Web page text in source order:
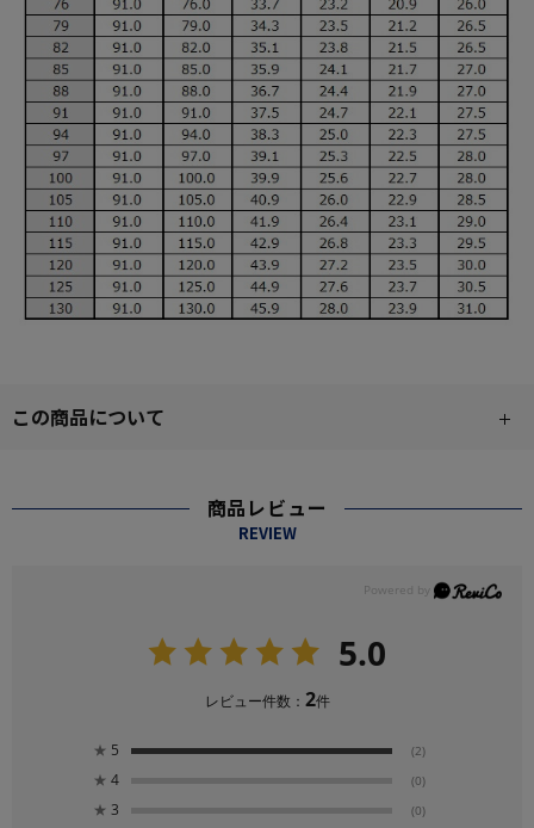
この商品について
商品レビュー
REVIEW
5.0
レビュー件数： 2件
★ 5 (2)
★ 4 (0)
★ 3 (0)